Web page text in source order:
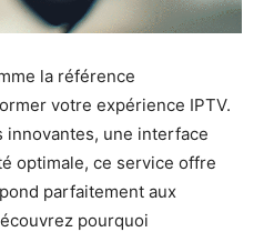
la référence
votre expérience IPTV.
innovantes, une interface
optimale, ce service offre
parfaitement aux
pourquoi